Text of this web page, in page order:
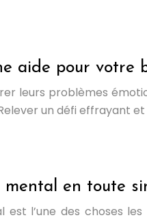
aide pour votre
leurs problèmes
un défi effrayant
en toute
l’une des choses